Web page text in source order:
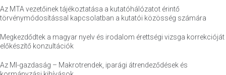
Az MTA vezetőinek tájékoztatása a kutatóhálózatot érintő
törvénymódosítással kapcsolatban a kutatói közösség számára
Megkezdődtek a magyar nyelv és irodalom érettségi vizsga korrekcióját
előkészítő konzultációk
Az MI-gazdaság – Makrotrendek, iparági átrendeződések és